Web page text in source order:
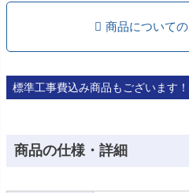
商品について
標準工事費込み商品もございます！
商品の仕様・詳細